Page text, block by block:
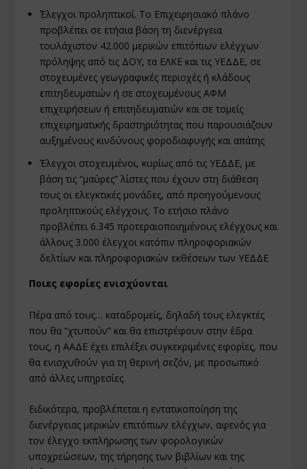
Έλεγχοι προληπτικοί. Το Επιχειρησιακό πλάνο
προβλέπει σε ετήσια βάση τη διενέργεια
τουλάχιστον 42.000 μερικών επιτόπιων ελέγχων
πρόληψης από τις ΔΟΥ, τα ΕΛΚΕ και τις ΥΕΔΔΕ, σε
στοχευμένες γεωγραφικές περιοχές ή κλάδους
επιτηδευματιών ή σε στοχευμένους ΑΦΜ
επιχειρήσεων ή επιτηδευματιών και σε τομείς
επιχειρηματικής δραστηριότητας που παρουσιάζουν
αυξημένους κινδύνους φοροδιαφυγής και απάτης
Έλεγχοι στοχευμένοι, κυρίως από τις ΥΕΔΔΕ, με
βάση τις “μαύρες” λίστες που έχουν στη διάθεση
τους οι ελεγκτικές μονάδες, από προηγούμενους
προληπτικούς ελέγχους. Το ετήσιο πλάνο
προβλέπει 6.345 προτεραιοποιημένους ελέγχους και
άλλους 3.000 έλεγχοι κατόπιν πληροφοριακών
δελτίων και πληροφοριακών εκθέσεων των ΥΕΔΔΕ
Ποιες εφορίες ενισχύονται
Πέρα από τους… καταδρομείς, δηλαδή τους ελεγκτές
που θα “χτυπούν” και θα επιστρέφουν στην έδρα
τους, η ΑΑΔΕ έχει επιλέξει συγκεκριμένες εφορίες, που
θα ενισχυθούν για τη θερινή σεζόν, με προσωπικό
από άλλες υπηρεσίες.
Ειδικότερα, προβλέπεται η εντατικοποίηση της
διενέργειας μερικών επιτόπιων ελέγχων, αφενός για
τον έλεγχο εκπλήρωσης των φορολογικών
υποχρεώσεων, της τήρησης των βιβλίων και της